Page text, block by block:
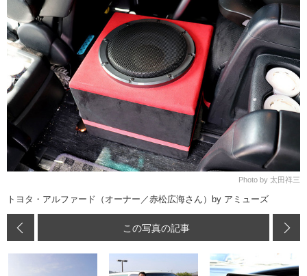
Photo by 太田祥三
トヨタ・アルファード（オーナー／赤松広海さん）by アミューズ
この写真の記事